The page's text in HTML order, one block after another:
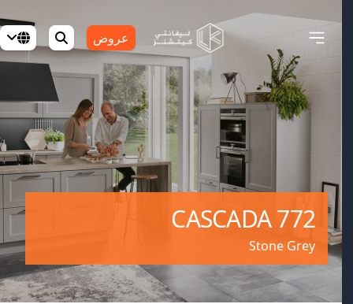
عروض
CASCADA 772
Stone Grey